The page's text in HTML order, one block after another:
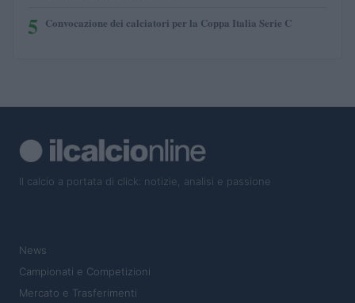
5 Convocazione dei calciatori per la Coppa Italia Serie C
Il calcio a portata di click: notizie, analisi e passione
News
Campionati e Competizioni
Mercato e Trasferimenti